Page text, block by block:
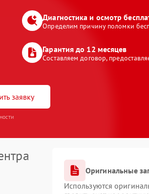
Диагностика и осмотр
Определим причину поломки
Гарантия до 12 месяцев
Составляем договор,
заявку
Оригинальные
Используются